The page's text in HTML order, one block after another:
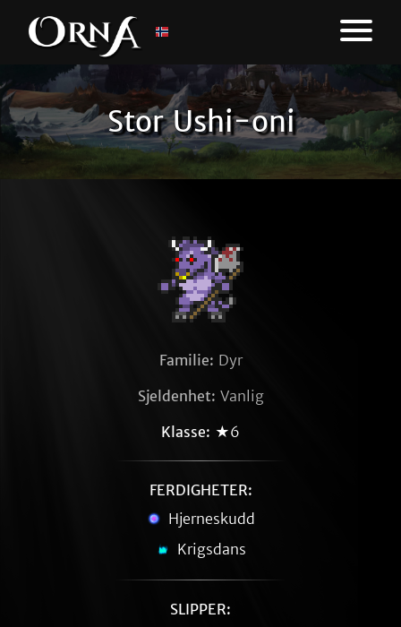
Stor Ushi-oni
Familie: Dyr
Sjeldenhet: Vanlig
Klasse: ★6
FERDIGHETER:
Hjerneskudd
Krigsdans
SLIPPER: